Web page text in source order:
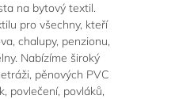
na bytový textil.
pro všechny, kteří
chalupy, penzionu,
Nabízíme široký
pěnových PVC
povlečení, povláků,